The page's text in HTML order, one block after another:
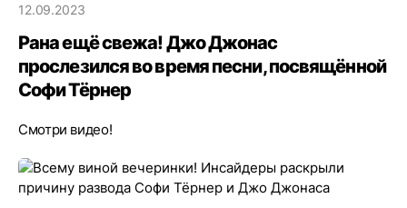
12.09.2023
Рана ещё свежа! Джо Джонас
прослезился во время песни, посвящённой
Софи Тёрнер
Смотри видео!